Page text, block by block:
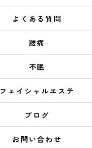
よくある質問
腰痛
不眠
フェイシャルエステ
ブログ
お問い合わせ